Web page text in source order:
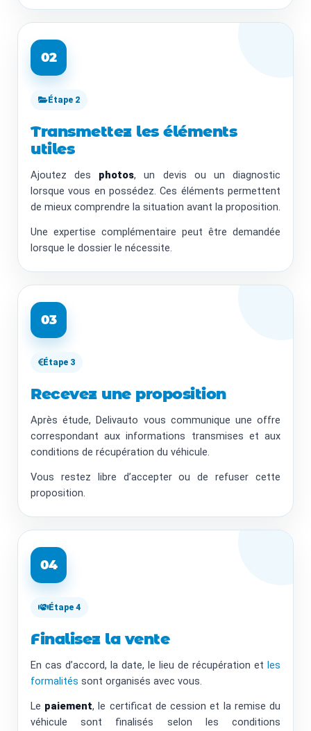
02
Étape 2
Transmettez les éléments
utiles
Ajoutez des photos, un devis ou un diagnostic
lorsque vous en possédez. Ces éléments permettent
de mieux comprendre la situation avant la proposition.
Une expertise complémentaire peut être demandée
lorsque le dossier le nécessite.
03
Étape 3
Recevez une proposition
Après étude, Delivauto vous communique une offre
correspondant aux informations transmises et aux
conditions de récupération du véhicule.
Vous restez libre d’accepter ou de refuser cette
proposition.
04
Étape 4
Finalisez la vente
En cas d’accord, la date, le lieu de récupération et les
formalités sont organisés avec vous.
Le paiement, le certificat de cession et la remise du
véhicule sont finalisés selon les conditions